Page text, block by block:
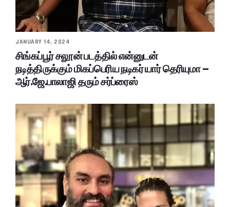
JANUARY 14, 2024
சிங்கப்பூர் சலூன் படத்தில் என்னுடன்
நடித்திருக்கும் மிகப்பெரிய நடிகர் யார் தெரியுமா –
ஆர்.ஜே.பாலாஜி தரும் சர்ப்ரைஸ்